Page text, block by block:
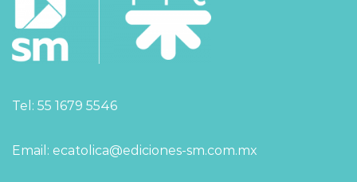
Tel: 55 1679 5546
Email: ecatolica@ediciones-sm.com.mx